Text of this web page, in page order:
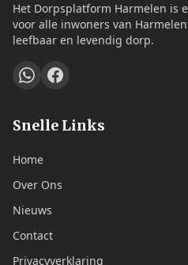
Het Dorpsplatform Harmelen is
voor alle inwoners van
leefbaar en levendig dorp.
Snelle Links
Home
Over Ons
Nieuws
Contact
Privacyverklaring